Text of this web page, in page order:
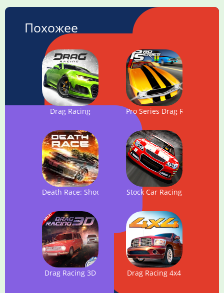
Похожее
Drag Racing Pro Series Drag Racing
Death Race: Shooting CarsStock Car Racing
Drag Racing 3D Drag Racing 4x4